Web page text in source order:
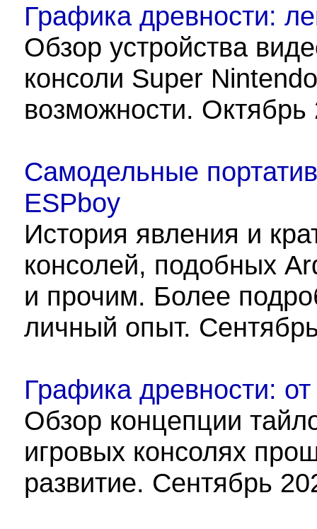
Графика древности:
Обзор устройства
консоли Super
возможности. Октябрь
Самодельные
ESPboy
История явления и
консолей, подобных
и прочим. Более
личный опыт.
Графика древности:
Обзор концепции
игровых консолях
развитие. Сентябрь